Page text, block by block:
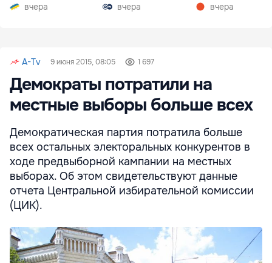
вчера
вчера
вчера
A-Tv 9 июня 2015, 08:05 1 697
Демократы потратили на
местные выборы больше всех
Демократическая партия потратила больше
всех остальных электоральных конкурентов в
ходе предвыборной кампании на местных
выборах. Об этом свидетельствуют данные
отчета Центральной избирательной комиссии
(ЦИК).